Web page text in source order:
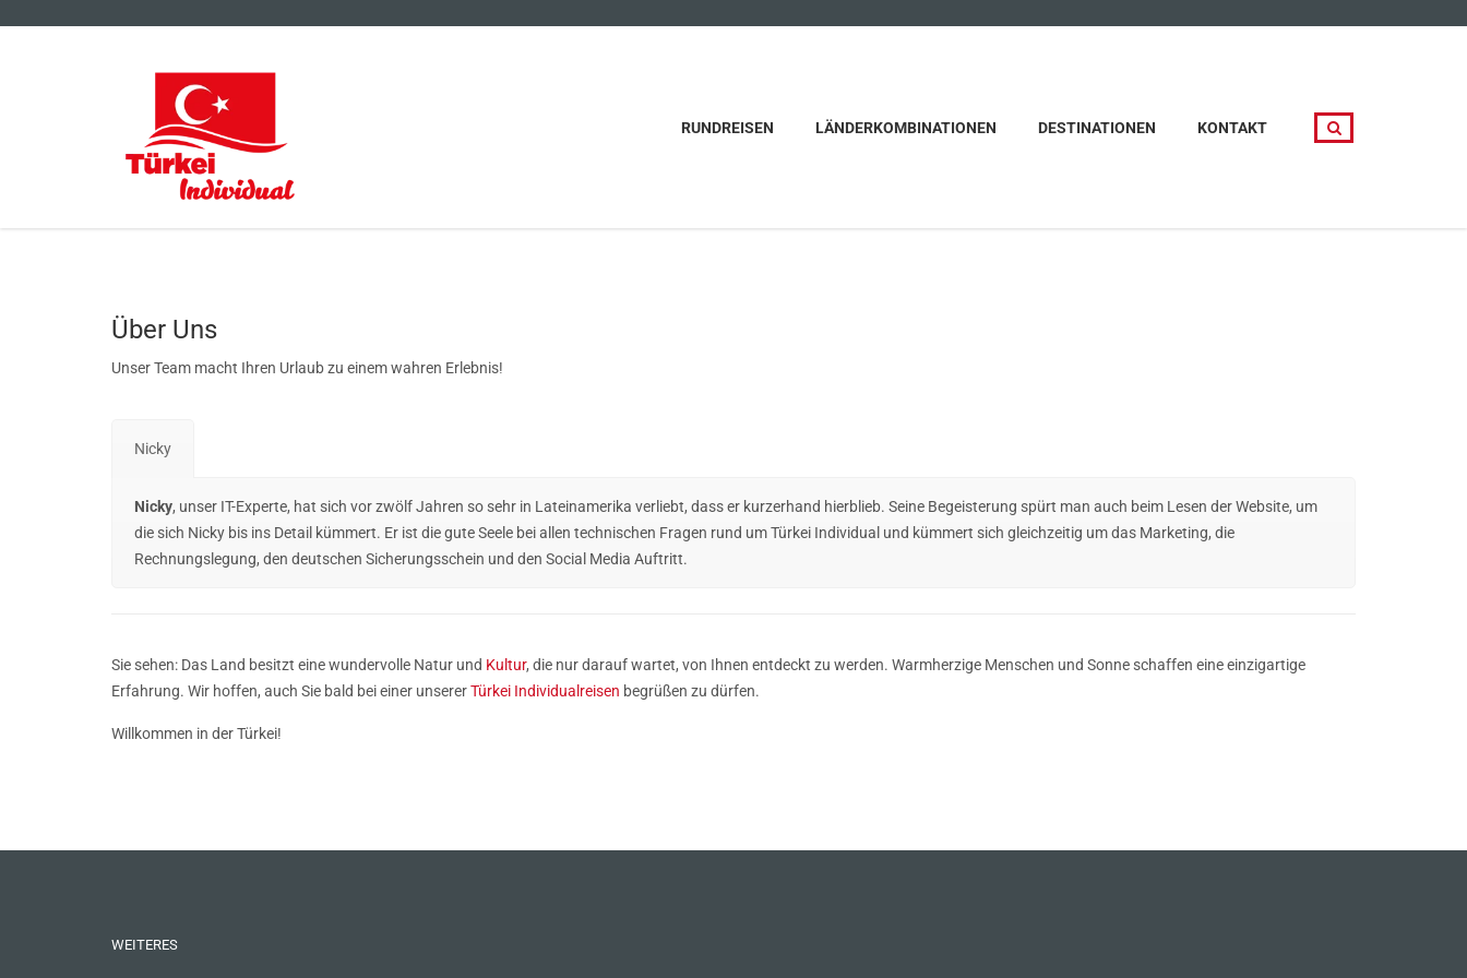
RUNDREISEN LÄNDERKOMBINATIONEN DESTINATIONEN KONTAKT
Über Uns
Unser Team macht Ihren Urlaub zu einem wahren Erlebnis!
Nicky
Nicky, unser IT-Experte, hat sich vor zwölf Jahren so sehr in Lateinamerika verliebt, dass er kurzerhand hierblieb. Seine Begeisterung spürt man auch beim Lesen der Website, um
die sich Nicky bis ins Detail kümmert. Er ist die gute Seele bei allen technischen Fragen rund um Türkei Individual und kümmert sich gleichzeitig um das Marketing, die
Rechnungslegung, den deutschen Sicherungsschein und den Social Media Auftritt.
Sie sehen: Das Land besitzt eine wundervolle Natur und Kultur, die nur darauf wartet, von Ihnen entdeckt zu werden. Warmherzige Menschen und Sonne schaffen eine einzigartige
Erfahrung. Wir hoffen, auch Sie bald bei einer unsererTürkei Individualreisen begrüßen zu dürfen.
Willkommen in der Türkei!
WEITERES